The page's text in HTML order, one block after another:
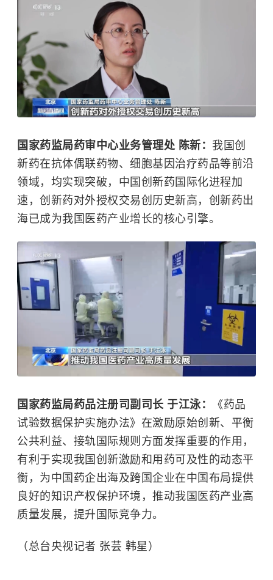
国家药监局药审中心业务管理处 陈新： 我国创
新药在抗体偶联药物、细胞基因治疗药品等前沿
领域，均实现突破，中国创新药国际化进程加
速，创新药对外授权交易创历史新高，创新药出
海已成为我国医药产业增长的核心引擎。
国家药监局药品注册司副司长 于江泳：
《药品
试验数据保护实施办法》在激励原始创新、平衡
公共利益、接轨国际规则方面发挥重要的作用，
有利于实现我国创新激励和用药可及性的动态平
衡，为中国药企出海及跨国企业在中国布局提供
良好的知识产权保护环境，推动我国医药产业高
质量发展，提升国际竞争力。
（总台央视记者 张芸 韩星）